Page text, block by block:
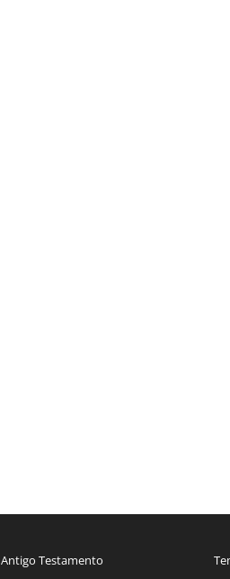
Antigo Testamento